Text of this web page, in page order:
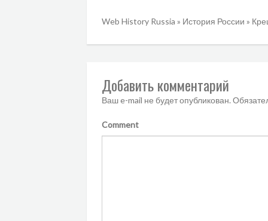
Web History Russia » История России »
Добавить комментарий
Ваш e-mail не будет опубликован.
Comment